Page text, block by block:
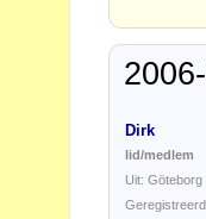
Dirk
lid/medlem
Uit: Göteborg